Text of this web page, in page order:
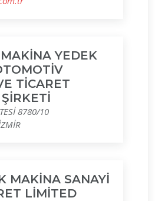
YEDEK
TİCARET
8780/10
MAKİNA SANAYİ
LİMİTED